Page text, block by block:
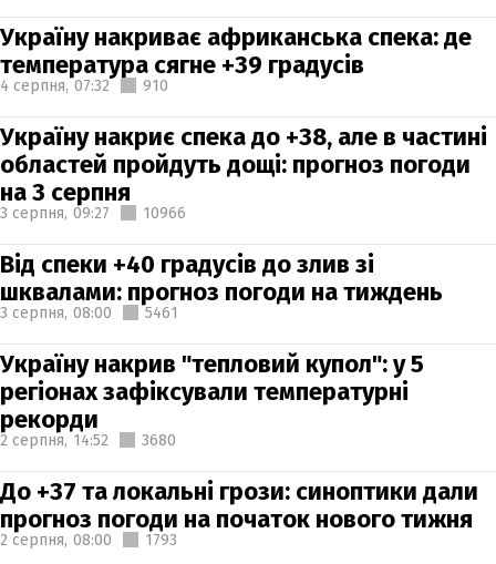
Україну накриває африканська спека: де
температура сягне +39 градусів
4 серпня, 07:32 910
Україну накриє спека до +38, але в частині
областей пройдуть дощі: прогноз погоди
на 3 серпня
3 серпня, 09:27 10966
Від спеки +40 градусів до злив зі
шквалами: прогноз погоди на тиждень
3 серпня, 08:00 5461
Україну накрив "тепловий купол": у 5
регіонах зафіксували температурні
рекорди
2 серпня, 14:52 3680
До +37 та локальні грози: синоптики дали
прогноз погоди на початок нового тижня
2 серпня, 08:00 1793